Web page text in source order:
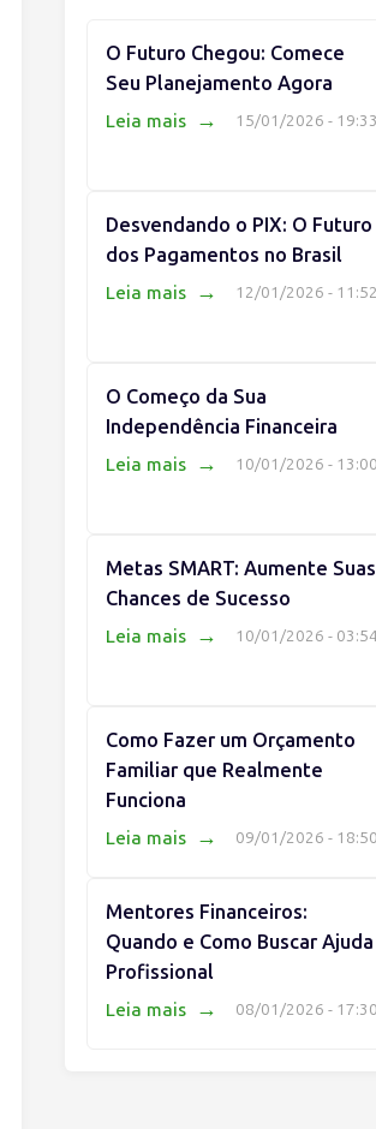
O Futuro Chegou: Comece
Seu Planejamento Agora
15/01/2026 - 19:33
Leia mais →
Desvendando o PIX: O Futuro
dos Pagamentos no Brasil
12/01/2026 - 11:52
Leia mais →
O Começo da Sua
Independência Financeira
10/01/2026 - 13:00
Leia mais →
Metas SMART: Aumente Suas
Chances de Sucesso
10/01/2026 - 03:54
Leia mais →
Como Fazer um Orçamento
Familiar que Realmente
Funciona
09/01/2026 - 18:50
Leia mais →
Mentores Financeiros:
Quando e Como Buscar Ajuda
Profissional
08/01/2026 - 17:30
Leia mais →